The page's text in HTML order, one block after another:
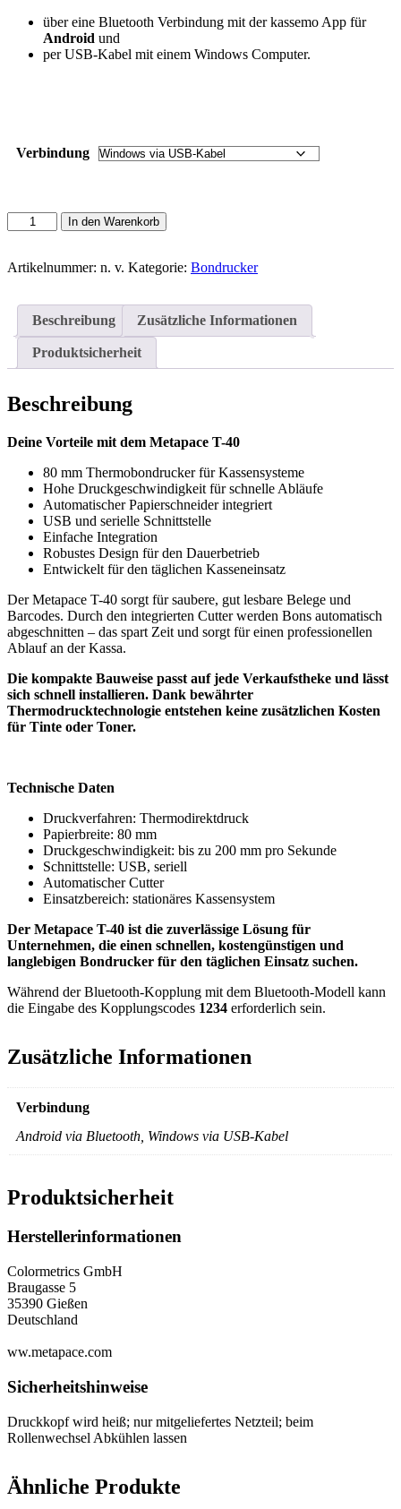
über eine Bluetooth Verbindung mit der kassemo App für
Android und
per USB-Kabel mit einem Windows Computer.
Verbindung
Metapace
T-
Bondrucker
Menge
In den Warenkorb
Artikelnummer: n. v. Kategorie: Bondrucker
Beschreibung Zusätzliche Informationen
Produktsicherheit
Beschreibung
Deine Vorteile mit dem Metapace T-40
80 mm Thermobondrucker für Kassensysteme
Hohe Druckgeschwindigkeit für schnelle Abläufe
Automatischer Papierschneider integriert
USB und serielle Schnittstelle
Einfache Integration
Robustes Design für den Dauerbetrieb
Entwickelt für den täglichen Kasseneinsatz
Der Metapace T-40 sorgt für saubere, gut lesbare Belege und
Barcodes. Durch den integrierten Cutter werden Bons automatisch
abgeschnitten – das spart Zeit und sorgt für einen professionellen
Ablauf an der Kassa.
Die kompakte Bauweise passt auf jede Verkaufstheke und lässt
sich schnell installieren. Dank bewährter
Thermodrucktechnologie entstehen keine zusätzlichen Kosten
für Tinte oder Toner.
Technische Daten
Druckverfahren: Thermodirektdruck
Papierbreite: 80 mm
Druckgeschwindigkeit: bis zu 200 mm pro Sekunde
Schnittstelle: USB, seriell
Automatischer Cutter
Einsatzbereich: stationäres Kassensystem
Der Metapace T-40 ist die zuverlässige Lösung für
Unternehmen, die einen schnellen, kostengünstigen und
langlebigen Bondrucker für den täglichen Einsatz suchen.
Während der Bluetooth-Kopplung mit dem Bluetooth-Modell kann
die Eingabe des Kopplungscodes 1234 erforderlich sein.
Zusätzliche Informationen
Verbindung
Android via Bluetooth, Windows via USB-Kabel
Produktsicherheit
Herstellerinformationen
Colormetrics GmbH
Braugasse 5
35390 Gießen
Deutschland
ww.metapace.com
Sicherheitshinweise
Druckkopf wird heiß; nur mitgeliefertes Netzteil; beim
Rollenwechsel Abkühlen lassen
Ähnliche Produkte